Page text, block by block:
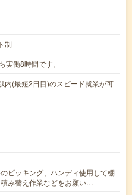
制
働8時間です。
内(最短2日目)のスピード就業が可
ピッキング、ハンディ使用して棚
み替え作業などをお願い…